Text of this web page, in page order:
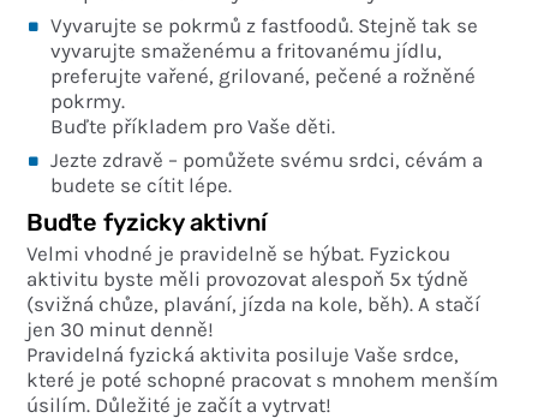
Vyvarujte se pokrmů z fastfoodů. Stejně tak se
vyvarujte smaženému a fritovanému jídlu,
preferujte vařené, grilované, pečené a rožněné
pokrmy.
Buďte příkladem pro Vaše děti.
Jezte zdravě – pomůžete svému srdci, cévám a
budete se cítit lépe.
Buďte fyzicky aktivní
Velmi vhodné je pravidelně se hýbat. Fyzickou
aktivitu byste měli provozovat alespoň 5x týdně
(svižná chůze, plavání, jízda na kole, běh). A stačí
jen 30 minut denně!
Pravidelná fyzická aktivita posiluje Vaše srdce,
které je poté schopné pracovat s mnohem menším
úsilím. Důležité je začít a vytrvat!